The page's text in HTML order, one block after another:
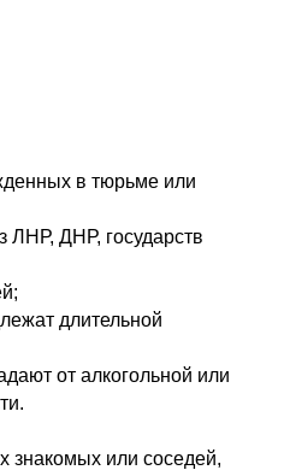
в тюрьме или
ЛНР, ДНР, государств
длительной
от алкогольной или
или соседей,